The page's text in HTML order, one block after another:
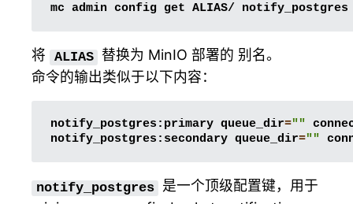
mc admin config get ALIAS/
将 ALIAS 替换为 MinIO 部署的 别名。
命令的输出类似于以下内容：
notify_postgres:primary queue_dir=""
notify_postgres:secondary queue_dir=""
notify_postgres
是一个顶级配置键，用于